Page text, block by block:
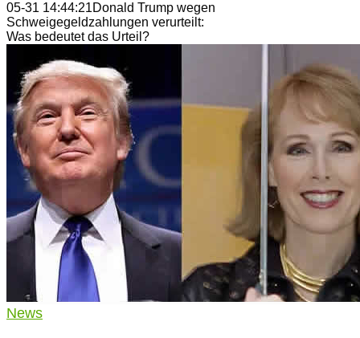
05-31 14:44:21Donald Trump wegen
Schweigegeldzahlungen verurteilt:
Was bedeutet das Urteil?
News